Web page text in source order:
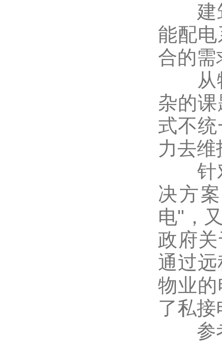
建筑
能配
合的需
从物
杂的
式不
力去
针对
决方
电"，
政府
通过
物业
了私
参